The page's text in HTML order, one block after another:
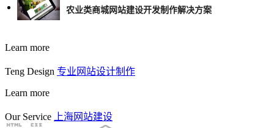
农业类商城网站建设开发制作解决方案
Learn more
Teng Design 专业网站设计制作
Learn more
Our Service 上海网站建设